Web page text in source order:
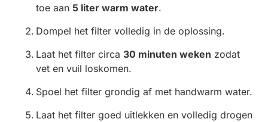
toe aan 5 liter warm water.
Dompel het filter volledig in de oplossing.
Laat het filter circa 30 minuten weken zodat
vet en vuil loskomen.
Spoel het filter grondig af met handwarm water.
Laat het filter goed uitlekken en volledig drogen